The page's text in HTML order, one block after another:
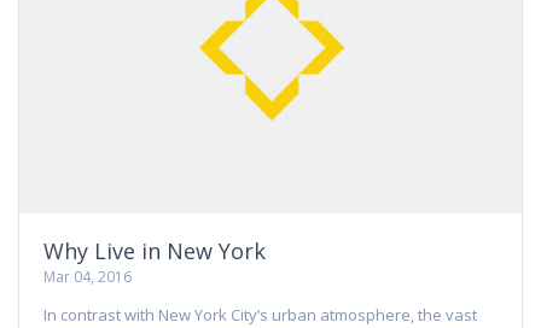
Why Live in New York
Mar 04, 2016
In contrast with New York City’s urban atmosphere, the vast